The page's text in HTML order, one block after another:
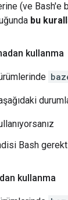
(ve Bash'e
bu
kullanma
Bash
kullanma